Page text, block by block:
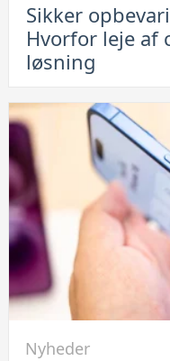
Sikker
opbevaring
Hvorfor
leje
af
container
er
en
smart
løsning
Sikker
Hvorfor leje af
løsning
Nyheder